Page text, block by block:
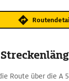
Route über die A